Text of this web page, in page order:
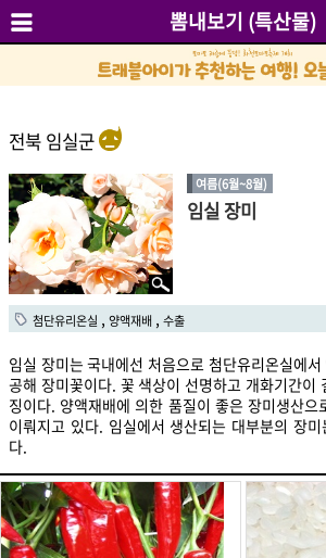
뽐내보기 (특산물)
전북 임실군
여름(6월~8월)
임실 장미
첨단유리온실 , 양액재배 , 수출
임실 장미는 국내에선 처음으로 첨단유리온실에
공해 장미꽃이다. 꽃 색상이 선명하고 개화기간이
징이다. 양액재배에 의한 품질이 좋은 장미생산으
이뤄지고 있다. 임실에서 생산되는 대부분의 장
다.